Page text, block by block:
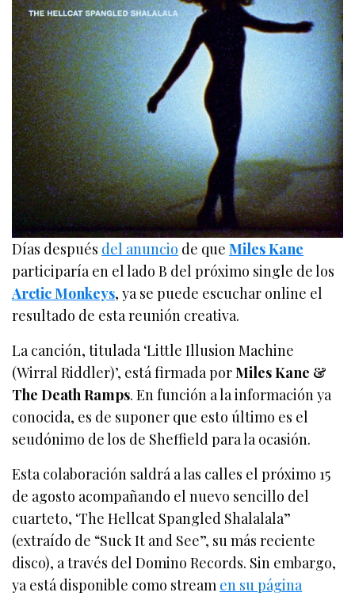
Días después del anuncio de queMiles Kane
participaría en el lado B del próximo single de los
Arctic Monkeys, ya se puede escuchar online el
resultado de esta reunión creativa.
La canción, titulada ‘Little Illusion Machine
(Wirral Riddler)’, está firmada porMiles Kane &
The Death Ramps. En función a la información ya
conocida, es de suponer que esto último es el
seudónimo de los de Sheffield para la ocasión.
Esta colaboración saldrá a las calles el próximo 15
de agosto acompañando el nuevo sencillo del
cuarteto, ‘The Hellcat Spangled Shalalala”
(extraído de “Suck It and See”, su más reciente
disco), a través del Domino Records. Sin embargo,
ya está disponible como stream en su página